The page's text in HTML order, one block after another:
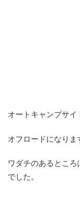
オートキャンプサイ
オフロードになりま
ワダチのあるとこ
でした。